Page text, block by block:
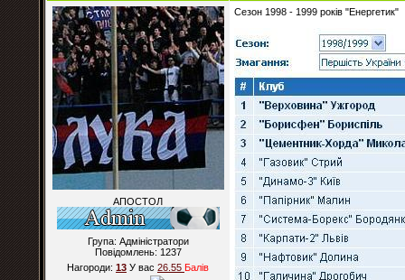
АПОСТОЛ
Група: Адміністратори
Повідомлень: 1237
Нагороди: 13 У вас 26.55 Балiв
Сезон 1998 - 1999 років "Енергетик"